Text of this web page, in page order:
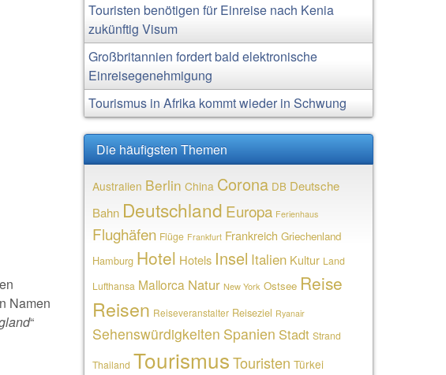
Namen
“
Touristen benötigen für Einreise nach Kenia
zukünftig Visum
Großbritannien fordert bald elektronische
Einreisegenehmigung
Tourismus in Afrika kommt wieder in Schwung
Die häufigsten Themen
Australien Berlin China Corona DB Deutsche
Bahn Deutschland Europa Ferienhaus
Flughäfen Flüge Frankfurt Frankreich Griechenland
Hamburg Hotel Hotels Insel Italien Kultur Land
Lufthansa Mallorca Natur New York Ostsee Reise
Reisen Reiseveranstalter Reiseziel Ryanair
Sehenswürdigkeiten Spanien Stadt Strand
Thailand Tourismus Touristen Türkei